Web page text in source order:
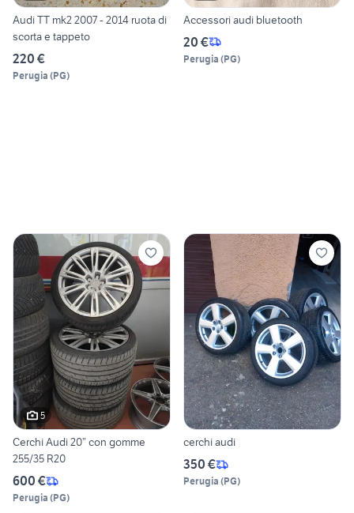
Audi TT mk2 2007 - 2014 ruota di
scorta e tappeto
220 €
Perugia (PG)
Accessori audi bluetooth
20 €
Perugia (PG)
5
Cerchi Audi 20” con gomme
255/35 R20
600 €
Perugia (PG)
cerchi audi
350 €
Perugia (PG)